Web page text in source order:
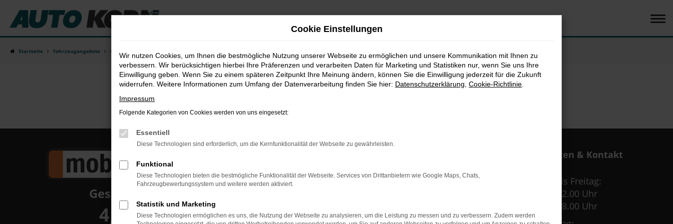
Zum
Hauptinhalt
springen
Startseite Fahrzeugangebote Fahrzeugsuche
Gesamt
4,8
Sie damit einverstanden sind, klicken Sie bitte auf
Öffnungszeiten & Kontakt
Montag bis Freitag:
09.00 – 12.00 Uhr
13.30 – 18.00 Uhr
Cookie Einstellungen
Wir nutzen Cookies, um Ihnen die bestmögliche Nutzung unserer Webseite zu ermöglichen und unsere Kommunikation mit Ihnen zu
verbessern. Wir berücksichtigen hierbei Ihre Präferenzen und verarbeiten Daten für Marketing und Statistiken nur, wenn Sie uns Ihre
Einwilligung geben. Wenn Sie zu einem späteren Zeitpunkt Ihre Meinung ändern, können Sie die Einwilligung jederzeit für die Zukunft
widerrufen. Weitere Informationen zum Umfang der Datenverarbeitung finden Sie hier: Datenschutzerklärung Cookie-Richtlinie
Impressum
Folgende Kategorien von Cookies werden von uns eingesetzt:
Essentiell
Diese Technologien sind erforderlich, um die Kernfunktionalität der Webseite zu gewährleisten.
Funktional
Diese Technologien bieten die bestmögliche Funktionalität der Webseite. Services von Drittanbietern wie Google Maps, Chats,
Fahrzeugbewertungssystem und weitere werden aktiviert.
Statistik und Marketing
Diese Technologien ermöglichen es uns, die Nutzung der Webseite zu analysieren, um die Leistung zu messen und zu verbessern. Zudem werden